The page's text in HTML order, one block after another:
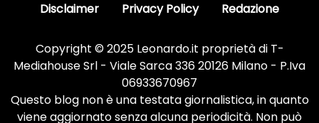
Disclaimer Privacy Policy Redazione
Copyright © 2025 Leonardo.it proprietà di T-
Mediahouse Srl - Viale Sarca 336 20126 Milano - P.Iva
06933670967
Questo blog non è una testata giornalistica, in quanto
viene aggiornato senza alcuna periodicità. Non può